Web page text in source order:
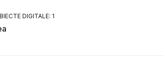
DIGITALE: 1